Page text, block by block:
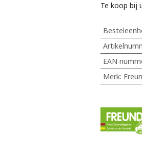
Te koop bij
EAN
Merk: